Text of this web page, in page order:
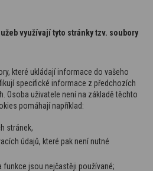
využívají tyto stránky tzv. soubory
které ukládají informace do vašeho
specifické informace z předchozích
Osoba uživatele není na základě těchto
pomáhají například:
stránek,
údajů, které pak není nutné
funkce jsou nejčastěji používané;